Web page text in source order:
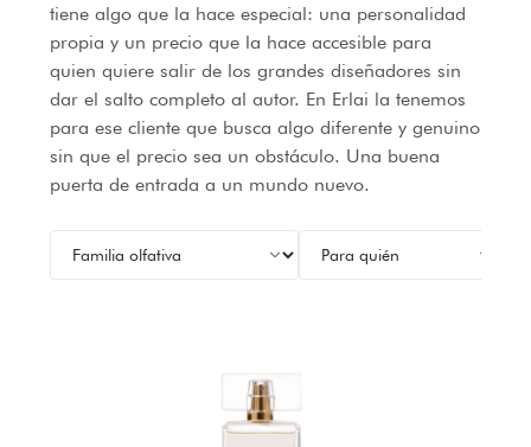
tiene algo que la hace especial: una personalidad
propia y un precio que la hace accesible para
quien quiere salir de los grandes diseñadores sin
dar el salto completo al autor. En Erlai la tenemos
para ese cliente que busca algo diferente y genuino
sin que el precio sea un obstáculo. Una buena
puerta de entrada a un mundo nuevo.